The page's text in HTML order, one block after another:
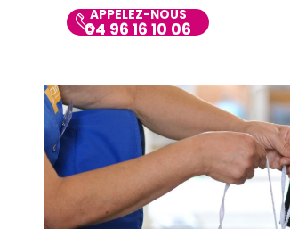
APPELEZ-NOUS
04 96 16 10 06